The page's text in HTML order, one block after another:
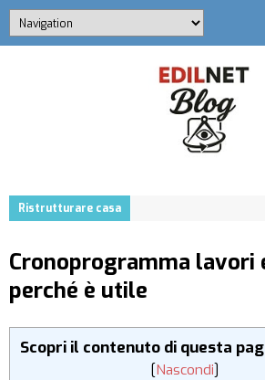
Ristrutturare casa
Cronoprogramma lavori
perché è utile
Scopri il contenuto di questa
[Nascondi]